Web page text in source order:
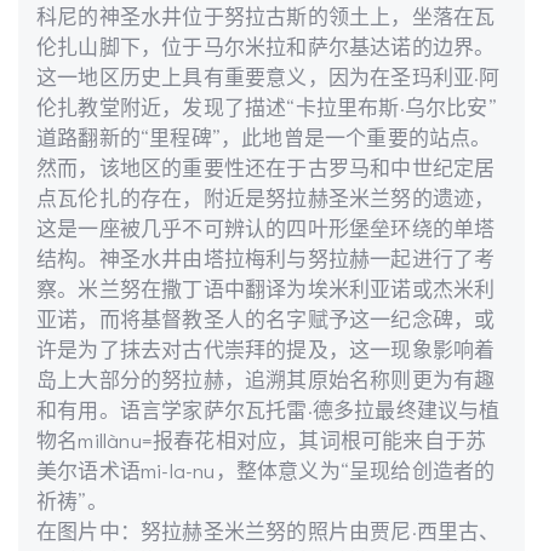
科尼的神圣水井位于努拉古斯的领土上，坐落在瓦
伦扎山脚下，位于马尔米拉和萨尔基达诺的边界。
这一地区历史上具有重要意义，因为在圣玛利亚·阿
伦扎教堂附近，发现了描述“卡拉里布斯·乌尔比安”
道路翻新的“里程碑”，此地曾是一个重要的站点。
然而，该地区的重要性还在于古罗马和中世纪定居
点瓦伦扎的存在，附近是努拉赫圣米兰努的遗迹，
这是一座被几乎不可辨认的四叶形堡垒环绕的单塔
结构。神圣水井由塔拉梅利与努拉赫一起进行了考
察。米兰努在撒丁语中翻译为埃米利亚诺或杰米利
亚诺，而将基督教圣人的名字赋予这一纪念碑，或
许是为了抹去对古代崇拜的提及，这一现象影响着
岛上大部分的努拉赫，追溯其原始名称则更为有趣
和有用。语言学家萨尔瓦托雷·德多拉最终建议与植
物名millànu=报春花相对应，其词根可能来自于苏
美尔语术语mi-la-nu，整体意义为“呈现给创造者的
祈祷”。
在图片中：努拉赫圣米兰努的照片由贾尼·西里古、